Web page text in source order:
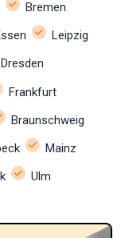
Bremen
Leipzig
Dresden
Frankfurt
Braunschweig
Mainz
Ulm